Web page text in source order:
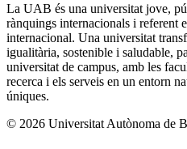
La UAB és una universitat jove,
rànquings internacionals i referent
internacional. Una universitat
igualitària, sostenible i saludable,
universitat de campus, amb les
recerca i els serveis en un entorn
úniques.
© 2026 Universitat Autònoma de